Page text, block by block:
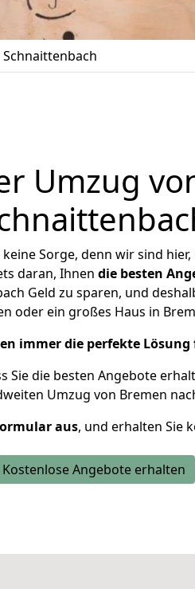
Umzug
Sorge, denn wir sind
daran, Ihnen die besten
Geld zu sparen, und
oder ein großes Haus in
immer die perfekte Lösung
Sie die besten Angebote
Umzug von Bremen
aus, und erhalten Sie
Kostenlose Angebote erhalten